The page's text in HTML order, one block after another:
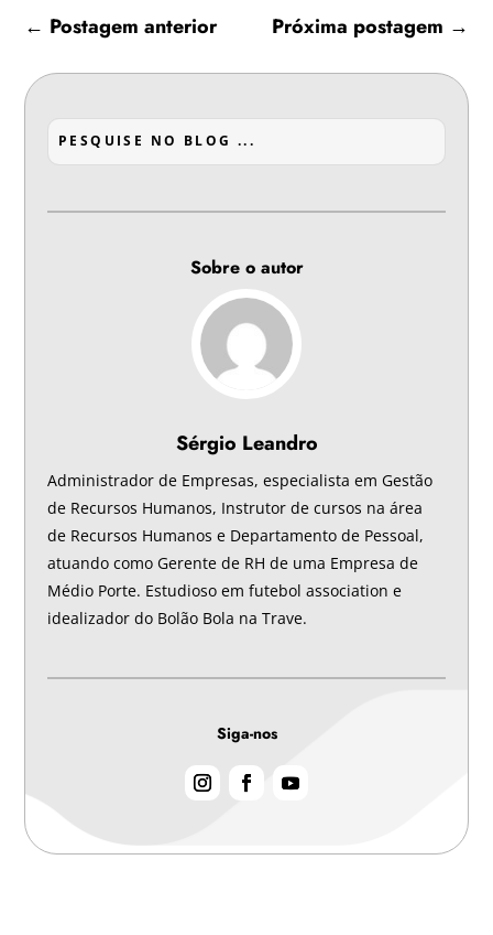
← Postagem anterior Próxima postagem →
Sobre o autor
Sérgio Leandro
Administrador de Empresas, especialista em Gestão
de Recursos Humanos, Instrutor de cursos na área
de Recursos Humanos e Departamento de Pessoal,
atuando como Gerente de RH de uma Empresa de
Médio Porte. Estudioso em futebol association e
idealizador do Bolão Bola na Trave.
Siga-nos